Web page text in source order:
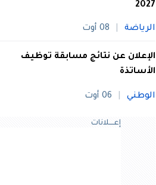
2027
الرياضة 08 أوت
الإعلان عن نتائج مسابقة توظيف
الأساتذة
الوطني 06 أوت
إعــــلانات